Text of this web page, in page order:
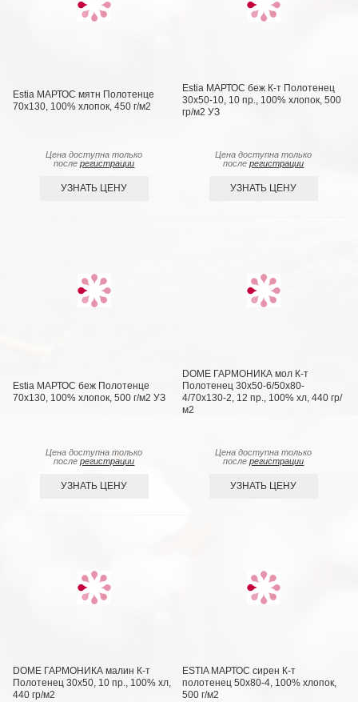
Estia МАРТОС мятн Полотенце
70х130, 100% хлопок, 450 г/м2
Цена доступна только
послерегистрации
УЗНАТЬ ЦЕНУ
Estia МАРТОС беж К-т Полотенец
30х50-10, 10 пр., 100% хлопок, 500
гр/м2 УЗ
Цена доступна только
послерегистрации
УЗНАТЬ ЦЕНУ
Estia МАРТОС беж Полотенце
70х130, 100% хлопок, 500 г/м2 УЗ
Цена доступна только
послерегистрации
УЗНАТЬ ЦЕНУ
DOME ГАРМОНИКА мол К-т
Полотенец 30х50-6/50х80-
4/70х130-2, 12 пр., 100% хл, 440 гр/
м2
Цена доступна только
послерегистрации
УЗНАТЬ ЦЕНУ
DOME ГАРМОНИКА малин К-т
Полотенец 30х50, 10 пр., 100% хл,
440 гр/м2
ESTIA МАРТОС сирен К-т
полотенец 50х80-4, 100% хлопок,
500 г/м2